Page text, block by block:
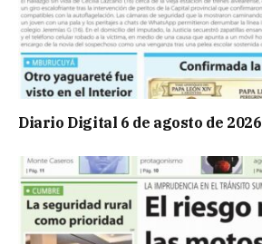
Diario Digital 6 de agosto de 2026